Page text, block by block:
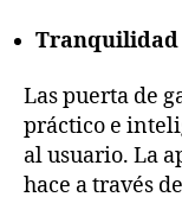
Tranquilidad
Las puerta de
práctico e
al usuario. La
hace a través